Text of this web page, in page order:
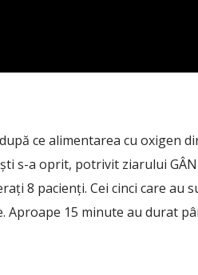
ce alimentarea cu oxigen
s-a oprit, potrivit ziarului
8 pacienți. Cei cinci care au
Aproape 15 minute au durat